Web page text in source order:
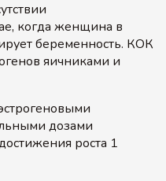
когда женщина в
беременность. КОК
яичниками и
дозами
роста 1